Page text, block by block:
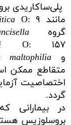
پلی‌ساکاریدی
مانند
گروه N،
O: ۱۵۷
و maltophilia
متقاطع ممکن
گردد.
در بیمارانی
بروسلوزیس